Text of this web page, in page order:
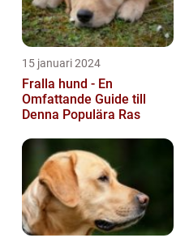
15 januari 2024
Fralla hund - En
Omfattande Guide till
Denna Populära Ras